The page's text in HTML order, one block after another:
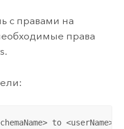
с правами на
права
.
<schemaName> to